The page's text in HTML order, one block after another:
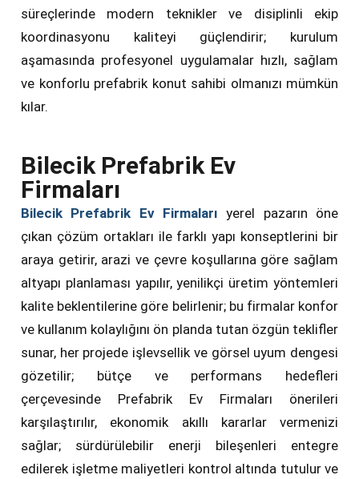
süreçlerinde modern teknikler ve disiplinli ekip
koordinasyonu kaliteyi güçlendirir; kurulum
aşamasında profesyonel uygulamalar hızlı, sağlam
ve konforlu prefabrik konut sahibi olmanızı mümkün
kılar.
Bilecik Prefabrik Ev
Firmaları
Bilecik Prefabrik Ev Firmaları yerel pazarın öne
çıkan çözüm ortakları ile farklı yapı konseptlerini bir
araya getirir, arazi ve çevre koşullarına göre sağlam
altyapı planlaması yapılır, yenilikçi üretim yöntemleri
kalite beklentilerine göre belirlenir; bu firmalar konfor
ve kullanım kolaylığını ön planda tutan özgün teklifler
sunar, her projede işlevsellik ve görsel uyum dengesi
gözetilir; bütçe ve performans hedefleri
çerçevesinde Prefabrik Ev Firmaları önerileri
karşılaştırılır, ekonomik akıllı kararlar vermenizi
sağlar; sürdürülebilir enerji bileşenleri entegre
edilerek işletme maliyetleri kontrol altında tutulur ve